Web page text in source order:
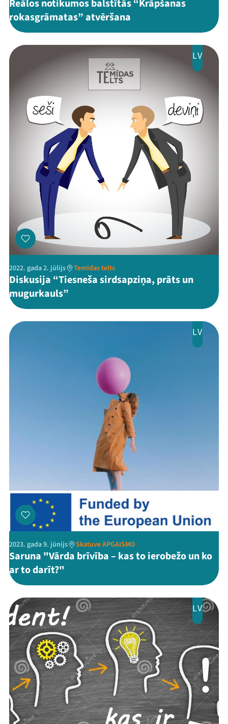
Mana programma
Festivāls
Programma
Viņi bija LAMPĀ 2026
Jaunumi
Veikals
Kontakti
FacebookYoutube
Reālos notikumos balstītās “Krāpšanas
rokasgrāmatas” atvēršana
LV
2022. gada 2. jūlijs Temīdas telts
Diskusija “Tiesneša sirdsapziņa, prāts un
mugurkauls”
LV
2023. gada 9. jūnijs Skatuve APGAISMO
Saruna "Vārda brīvība – kas to ierobežo un ko
ar to darīt?"
LV